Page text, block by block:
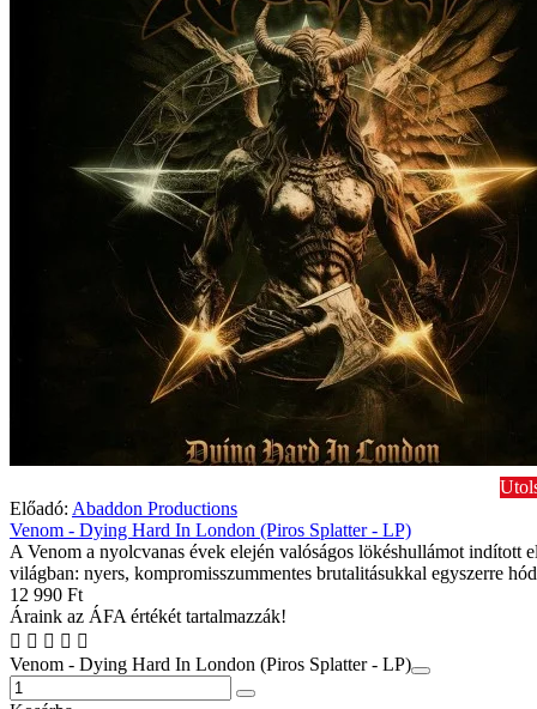
Előadó: Abaddon Productions
Venom - Dying Hard In London (Piros Splatter - LP)
A Venom a nyolcvanas évek elején valóságos lökéshullámot indított
világban: nyers, kompromisszummentes brutalitásukkal egyszerre
12 990 Ft
Áraink az ÁFA értékét tartalmazzák!
Venom - Dying Hard In London (Piros Splatter - LP)